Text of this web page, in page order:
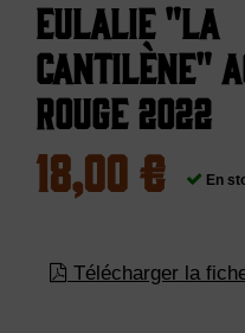
Eulalie "La
Cantilène"
Rouge 2022
18,00 € En
Télécharger la